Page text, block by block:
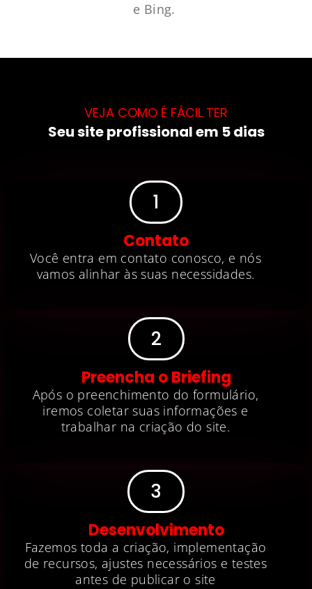
e Bing.
VEJA COMO É FÁCIL TER
Seu site profissional em 5 dias
1
Contato
Você entra em contato conosco, e nós
vamos alinhar às suas necessidades.
2
Preencha o Briefing
Após o preenchimento do formulário,
iremos coletar suas informações e
trabalhar na criação do site.
3
Desenvolvimento
Fazemos toda a criação, implementação
de recursos, ajustes necessários e testes
antes de publicar o site